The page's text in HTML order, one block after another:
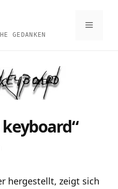
GEDANKEN
Menü
keyboard“
hergestellt, zeigt sich